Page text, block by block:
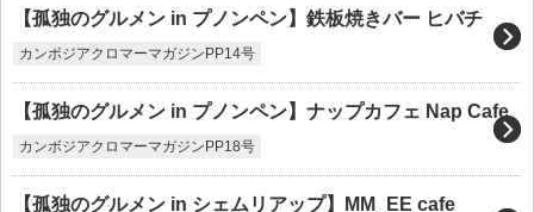
【孤独のグルメン in プノンペン】鉄板焼きバー ヒバチ
カンボジアクロマーマガジンPP14号
【孤独のグルメン in プノンペン】ナップカフェ Nap Cafe
カンボジアクロマーマガジンPP18号
【孤独のグルメン in シェムリアップ】MM_EE cafe